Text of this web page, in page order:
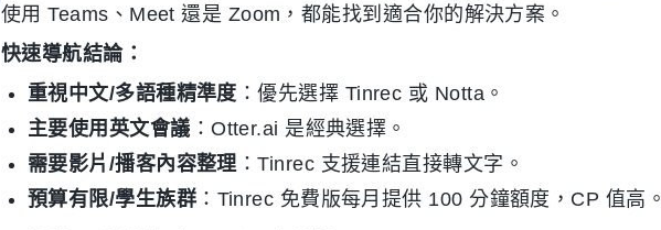
使用 Teams、Meet 還是 Zoom，都能找到適合你的解決方案。
快速導航結論：
重視中文/多語種精準度 ：優先選擇 Tinrec 或 Notta。
主要使用英文會議 ：Otter.ai 是經典選擇。
需要影片/播客內容整理：Tinrec 支援連結直接轉文字。
預算有限/學生族群 ：Tinrec 免費版每月提供 100 分鐘額度，CP 值高。